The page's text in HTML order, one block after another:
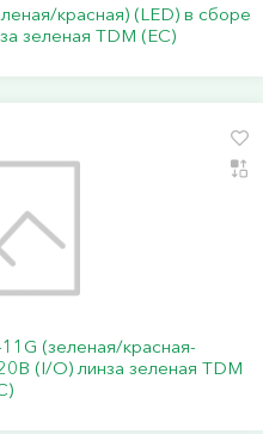
красная) (LED) в сборе
зеленая TDM (ЕС)
(зеленая/красная-
(I/O) линза зеленая TDM